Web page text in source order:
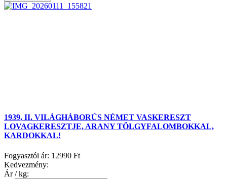
1939, II. VILÁGHÁBORÚS NÉMET VASKERESZT
LOVAGKERESZTJE, ARANY TÖLGYFALOMBOKKAL,
KARDOKKAL!
Fogyasztói ár: 12990 Ft
Kedvezmény:
Ár / kg: